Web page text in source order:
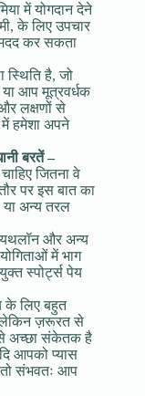
में योगदान देने
के लिए उपचार
कर सकता
स्थिति है, जो
या आप मूत्रवर्धक
लक्षणों से
हमेशा अपने
बरतें –
जितना वे
पर इस बात का
अन्य तरल
और अन्य
में भाग
स्पोर्ट्स पेय
के लिए बहुत
लेकिन ज़रूरत से
अच्छा संकेतक है
आपको प्यास
संभवतः आप